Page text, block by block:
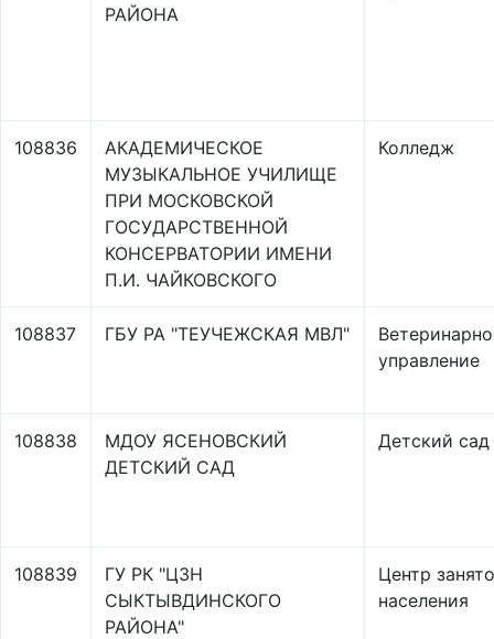
РАЙОНА
108836
АКАДЕМИЧЕСКОЕ
МУЗЫКАЛЬНОЕ УЧИЛИЩЕ
ПРИ МОСКОВСКОЙ
ГОСУДАРСТВЕННОЙ
КОНСЕРВАТОРИИ ИМЕНИ
П.И. ЧАЙКОВСКОГО
Колледж
108837 ГБУ РА "ТЕУЧЕЖСКАЯ МВЛ"
управление
108838
МДОУ ЯСЕНОВСКИЙ
ДЕТСКИЙ САД
Детский сад
108839
ГУ РК "ЦЗН
СЫКТЫВДИНСКОГО
РАЙОНА"
Центр
населения